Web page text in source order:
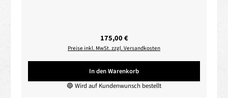
Regulärer Preis:
175,00 €
Preise inkl. MwSt. zzgl. Versandkosten
In den Warenkorb
🔵 Wird auf Kundenwunsch bestellt